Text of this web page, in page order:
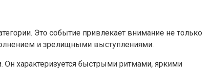
Это событие привлекает внимание не только
и зрелищными выступлениями.
характеризуется быстрыми ритмами, яркими